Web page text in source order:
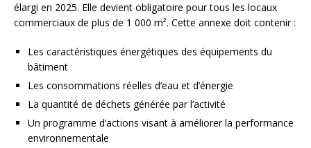
élargi en 2025. Elle devient obligatoire pour tous les locaux
commerciaux de plus de 1 000 m². Cette annexe doit contenir :
Les caractéristiques énergétiques des équipements du
bâtiment
Les consommations réelles d’eau et d’énergie
La quantité de déchets générée par l’activité
Un programme d’actions visant à améliorer la performance
environnementale